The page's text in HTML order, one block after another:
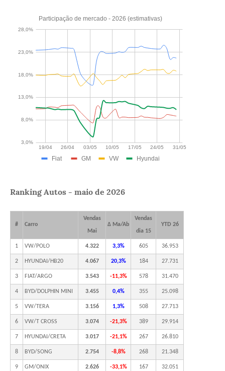
Ranking Autos - maio de 2026
# Carro
Vendas
Mai
Δ Ma/Ab
Vendas
dia 15
YTD 26
1 VW/POLO 4.322 3,3% 605 36.953
2 HYUNDAI/HB20 4.067 20,3% 184 27.731
3 FIAT/ARGO 3.543 -11,3% 578 31.470
4 BYD/DOLPHIN MINI 3.455 0,4% 355 25.098
5 VW/TERA 3.156 1,3% 508 27.713
6 VW/T CROSS 3.074 -21,3% 389 29.914
7 HYUNDAI/CRETA 3.017 -21,1% 267 26.810
8 BYD/SONG 2.754 -8,8% 268 21.348
9 GM/ONIX 2.626 -33,1% 167 32.051